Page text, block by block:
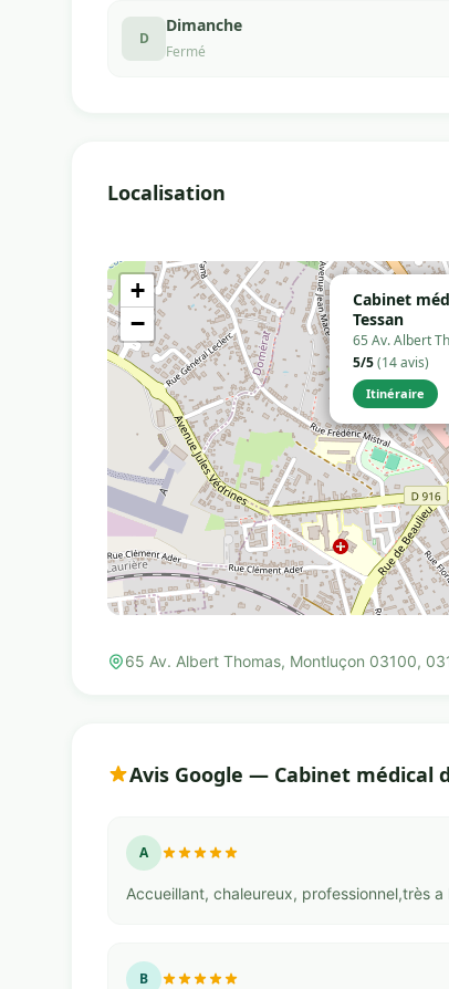
D
Dimanche
Fermé
Localisation
Cabinet
Tessan
65 Av. Albert
5/5(14 avis)
Itinéraire
+
−
65 Av. Albert Thomas, Montluçon 03100,
Avis Google — Cabinet médical
A
Accueillant, chaleureux, professionnel,très
B